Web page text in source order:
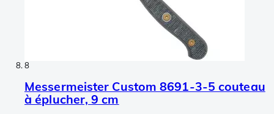
8
Messermeister Custom 8691-3-5 couteau
à éplucher, 9 cm